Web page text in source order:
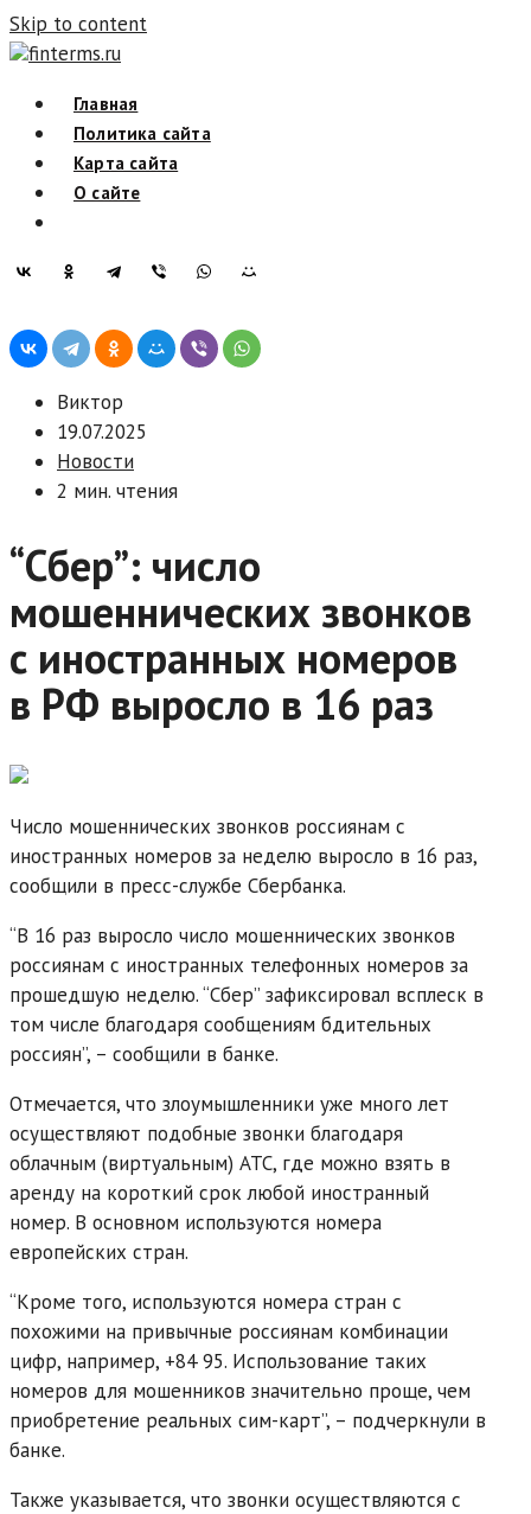
Skip to content
finterms.ru
Главная
Политика сайта
Карта сайта
О сайте
Виктор
19.07.2025
Новости
2 мин. чтения
“Сбер”: число
мошеннических звонков
с иностранных номеров
в РФ выросло в 16 раз
Число мошеннических звонков россиянам с
иностранных номеров за неделю выросло в 16 раз,
сообщили в пресс-службе Сбербанка.
“В 16 раз выросло число мошеннических звонков
россиянам с иностранных телефонных номеров за
прошедшую неделю. “Сбер” зафиксировал всплеск в
том числе благодаря сообщениям бдительных
россиян”, – сообщили в банке.
Отмечается, что злоумышленники уже много лет
осуществляют подобные звонки благодаря
облачным (виртуальным) АТС, где можно взять в
аренду на короткий срок любой иностранный
номер. В основном используются номера
европейских стран.
“Кроме того, используются номера стран с
похожими на привычные россиянам комбинации
цифр, например, +84 95. Использование таких
номеров для мошенников значительно проще, чем
приобретение реальных сим-карт”, – подчеркнули в
банке.
Также указывается, что звонки осуществляются с